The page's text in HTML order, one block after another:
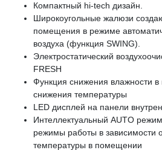
Компактный hi-tech дизайн.
Широкоугольные жалюзи
помещения в режиме
воздуха (функция SWING).
Электростатический
FRESH
Функция снижения влажности
снижения температуры
LED дисплей на панели
Интеллектуальный AUTO
режимы работы в зависимости
температуры в помещении